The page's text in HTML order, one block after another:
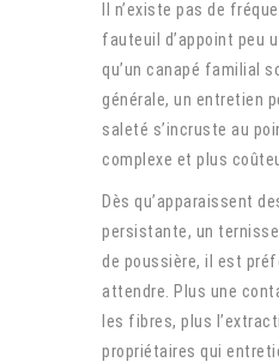
Il n’existe pas de
fauteuil d’appoint peu
qu’un canapé familial
générale, un entretien
saleté s’incruste au
complexe et plus
Dès qu’apparaissent
persistante, un
de poussière, il est
attendre. Plus une
les fibres, plus
propriétaires qui